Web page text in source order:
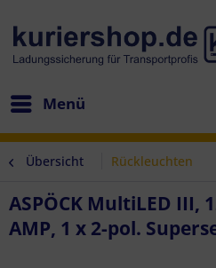
Menü
Übersicht Rückleuchten
ASPÖCK MultiLED III,
AMP, 1 x 2-pol.